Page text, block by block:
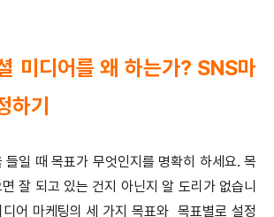
미디어를 왜 하는가? SNS마
하기
들일 때 목표가 무엇인지를 명확히 하세요. 목
잘 되고 있는 건지 아닌지 알 도리가 없습니
어 마케팅의 세 가지 목표와 목표별로 설정